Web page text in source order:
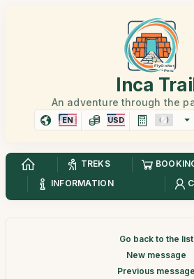
Inca
An adventure through the
EN USD
TREKS
INFORMATION
Go back to the list
New message
Previous message